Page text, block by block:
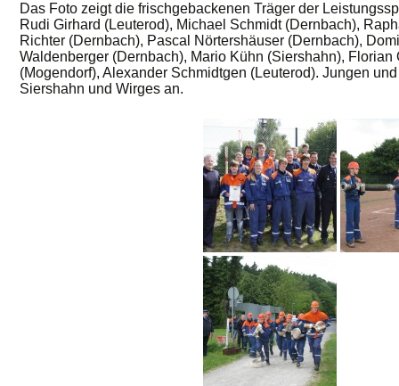
Das Foto zeigt die frischgebackenen Träger der
Rudi Girhard (Leuterod), Michael Schmidt (Dernbach),
Richter (Dernbach), Pascal Nörtershäuser (Dernbach),
Waldenberger (Dernbach), Mario Kühn (Siershahn),
(Mogendorf), Alexander Schmidtgen (Leuterod). Jungen
Siershahn und Wirges an.